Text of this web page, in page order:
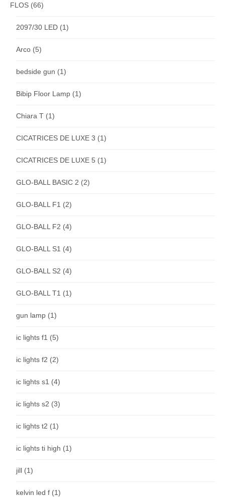
FLOS (66)
2097/30 LED (1)
Arco (5)
bedside gun (1)
Bibip Floor Lamp (1)
Chiara T (1)
CICATRICES DE LUXE 3 (1)
CICATRICES DE LUXE 5 (1)
GLO-BALL BASIC 2 (2)
GLO-BALL F1 (2)
GLO-BALL F2 (4)
GLO-BALL S1 (4)
GLO-BALL S2 (4)
GLO-BALL T1 (1)
gun lamp (1)
ic lights f1 (5)
ic lights f2 (2)
ic lights s1 (4)
ic lights s2 (3)
ic lights t2 (1)
ic lights ti high (1)
jill (1)
kelvin led f (1)